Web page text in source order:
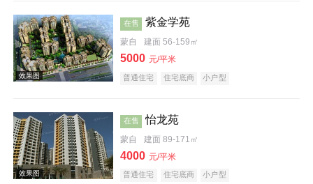
效果图
在售 紫金学苑
蒙自 建面 56-159㎡
5000 元/平米
普通住宅 住宅底商 小户型
在售 怡龙苑
蒙自 建面 89-171㎡
4000 元/平米
普通住宅 住宅底商 小户型